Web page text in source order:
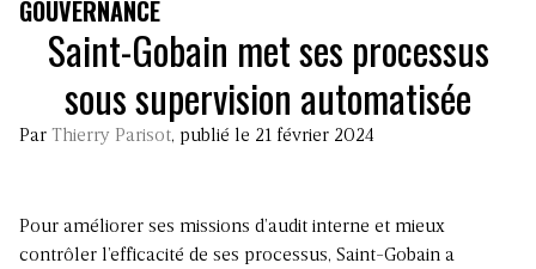
GOUVERNANCE
Saint-Gobain met ses processus
sous supervision automatisée
Par Thierry Parisot, publié le 21 février 2024
Pour améliorer ses missions d’audit interne et mieux
contrôler l’efficacité de ses processus, Saint-Gobain a